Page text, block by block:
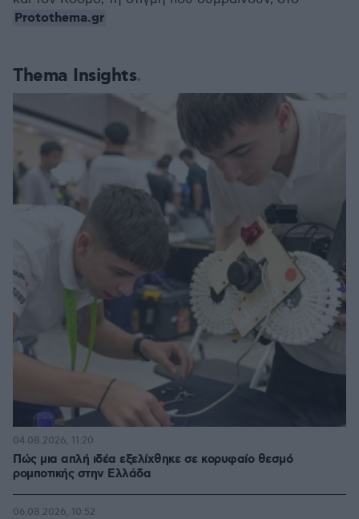
Thema Insights
Πώς μια απλή ιδέα εξελίχθηκε σε κορυφαίο θεσμό
ρομποτικής στην Ελλάδα
04.08.2026, 11:20
06.08.2026, 10:52
Protothema.gr